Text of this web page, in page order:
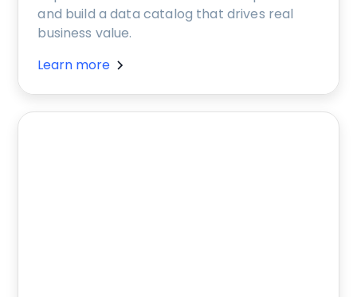
and build a data catalog that drives real
business value.
Learn more